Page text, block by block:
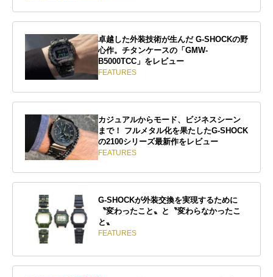
卓越した外装技術が生んだ G-SHOCKの野
心作。チタンケースの「GMW-
B5000TCC」をレビュー
FEATURES
カジュアルからモード、ビジネスシーン
まで！ フルメタル化を果たしたG-SHOCK
の2100シリーズ最新作をレビュー
FEATURES
G-SHOCKが外装交換を実現するために
〝変わったこと〟と〝変わらなかったこ
と〟
FEATURES